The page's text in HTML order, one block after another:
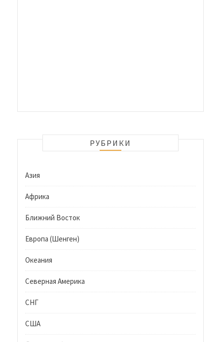
РУБРИКИ
Азия
Африка
Ближний Восток
Европа (Шенген)
Океания
Северная Америка
СНГ
США